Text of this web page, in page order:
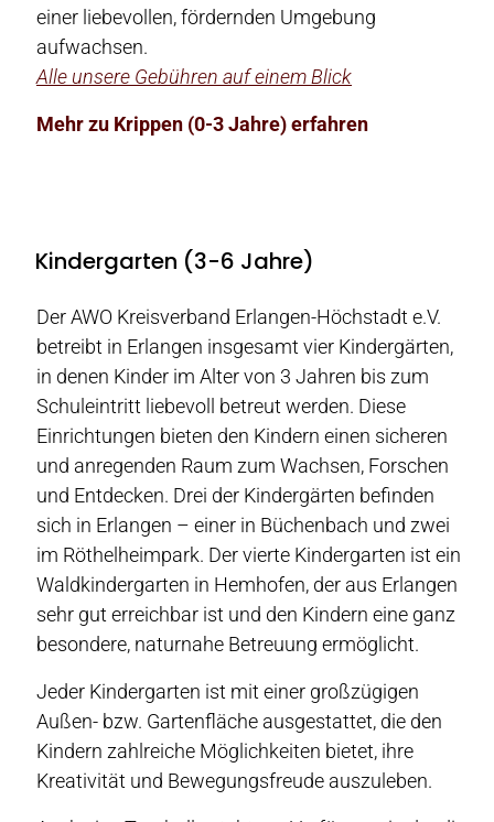
einer liebevollen, fördernden Umgebung
aufwachsen.
Alle unsere Gebühren auf einem Blick
Mehr zu Krippen (0-3 Jahre) erfahren
Kindergarten (3-6 Jahre)
Der AWO Kreisverband Erlangen-Höchstadt e.V.
betreibt in Erlangen insgesamt vier Kindergärten,
in denen Kinder im Alter von 3 Jahren bis zum
Schuleintritt liebevoll betreut werden. Diese
Einrichtungen bieten den Kindern einen sicheren
und anregenden Raum zum Wachsen, Forschen
und Entdecken. Drei der Kindergärten befinden
sich in Erlangen – einer in Büchenbach und zwei
im Röthelheimpark. Der vierte Kindergarten ist ein
Waldkindergarten in Hemhofen, der aus Erlangen
sehr gut erreichbar ist und den Kindern eine ganz
besondere, naturnahe Betreuung ermöglicht.
Jeder Kindergarten ist mit einer großzügigen
Außen- bzw. Gartenfläche ausgestattet, die den
Kindern zahlreiche Möglichkeiten bietet, ihre
Kreativität und Bewegungsfreude auszuleben.